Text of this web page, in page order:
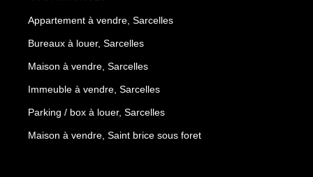
Appartement à vendre, Sarcelles
Bureaux à louer, Sarcelles
Maison à vendre, Sarcelles
Immeuble à vendre, Sarcelles
Parking / box à louer, Sarcelles
Maison à vendre, Saint brice sous foret